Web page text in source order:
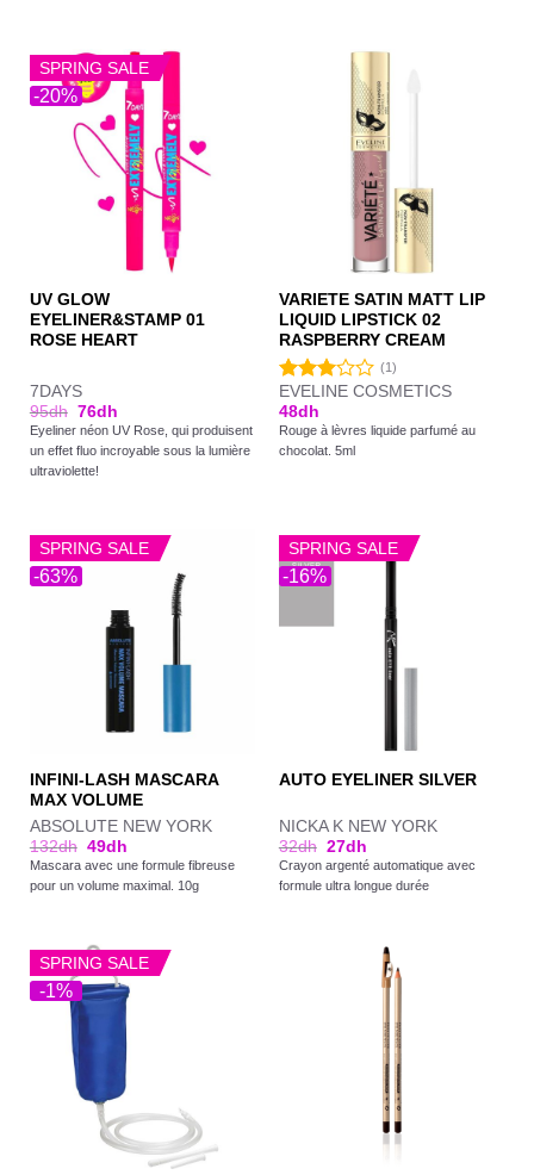
-20%
SPRING SALE
UV GLOW
EYELINER&STAMP 01
ROSE HEART
7DAYS
95dh 76dh
Eyeliner néon UV Rose, qui produisent
un effet fluo incroyable sous la lumière
ultraviolette!
VARIETE SATIN MATT LIP
LIQUID LIPSTICK 02
RASPBERRY CREAM
Note
3.00
sur 5
(1)
EVELINE COSMETICS
48dh
Rouge à lèvres liquide parfumé au
chocolat. 5ml
-63%
SPRING SALE
INFINI-LASH MASCARA
MAX VOLUME
ABSOLUTE NEW YORK
132dh 49dh
Mascara avec une formule fibreuse
pour un volume maximal. 10g
-16%
SPRING SALE
AUTO EYELINER SILVER
NICKA K NEW YORK
32dh 27dh
Crayon argenté automatique avec
formule ultra longue durée
-1%
SPRING SALE